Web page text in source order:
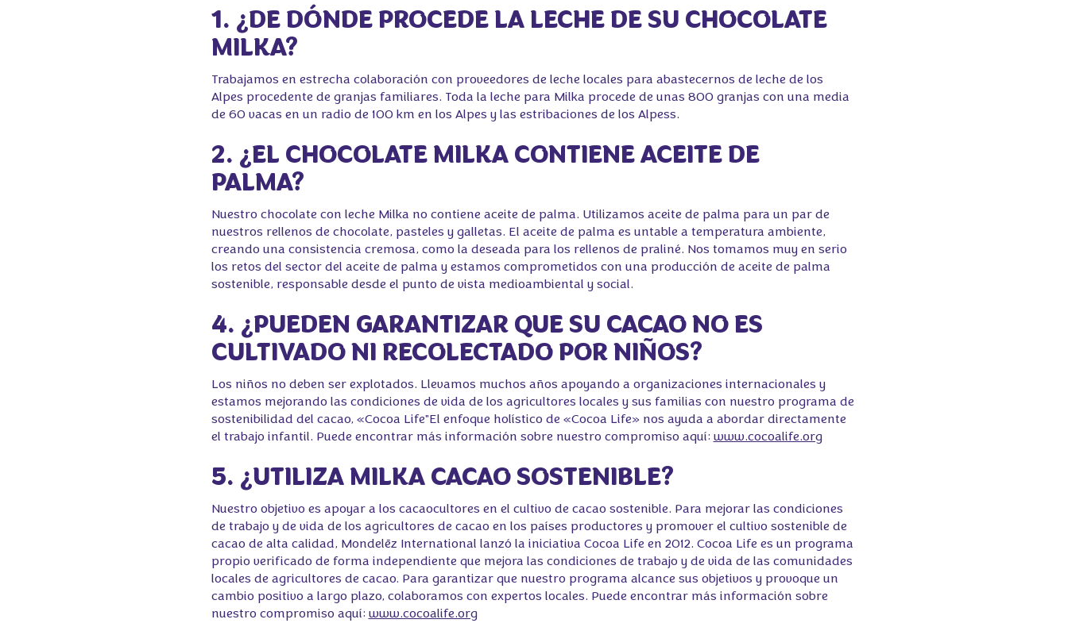
1. ¿DE DÓNDE PROCEDE LA LECHE DE SU CHOCOLATE
MILKA?
Trabajamos en estrecha colaboración con proveedores de leche locales para abastecernos de leche de los
Alpes procedente de granjas familiares. Toda la leche para Milka procede de unas 800 granjas con una media
de 60 vacas en un radio de 100 km en los Alpes y las estribaciones de los Alpess.
2. ¿EL CHOCOLATE MILKA CONTIENE ACEITE DE
PALMA?
Nuestro chocolate con leche Milka no contiene aceite de palma. Utilizamos aceite de palma para un par de
nuestros rellenos de chocolate, pasteles y galletas. El aceite de palma es untable a temperatura ambiente,
creando una consistencia cremosa, como la deseada para los rellenos de praliné. Nos tomamos muy en serio
los retos del sector del aceite de palma y estamos comprometidos con una producción de aceite de palma
sostenible, responsable desde el punto de vista medioambiental y social.
4. ¿PUEDEN GARANTIZAR QUE SU CACAO NO ES
CULTIVADO NI RECOLECTADO POR NIÑOS?
Los niños no deben ser explotados. Llevamos muchos años apoyando a organizaciones internacionales y
estamos mejorando las condiciones de vida de los agricultores locales y sus familias con nuestro programa de
sostenibilidad del cacao, «Cocoa Life"El enfoque holístico de «Cocoa Life» nos ayuda a abordar directamente
el trabajo infantil. Puede encontrar más información sobre nuestro compromiso aquí: www.cocoalife.org
5. ¿UTILIZA MILKA CACAO SOSTENIBLE?
Nuestro objetivo es apoyar a los cacaocultores en el cultivo de cacao sostenible. Para mejorar las condiciones
de trabajo y de vida de los agricultores de cacao en los países productores y promover el cultivo sostenible de
cacao de alta calidad, Mondelēz International lanzó la iniciativa Cocoa Life en 2012. Cocoa Life es un programa
propio verificado de forma independiente que mejora las condiciones de trabajo y de vida de las comunidades
locales de agricultores de cacao. Para garantizar que nuestro programa alcance sus objetivos y provoque un
cambio positivo a largo plazo, colaboramos con expertos locales. Puede encontrar más información sobre
nuestro compromiso aquí: www.cocoalife.org